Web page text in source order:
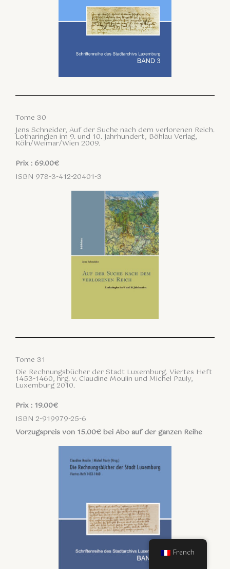
Tome 30
Jens Schneider, Auf der Suche nach dem verlorenen Reich.
Lotharingien im 9. und 10. Jahrhundert, Böhlau Verlag,
Köln/Weimar/Wien 2009.
Prix : 69.00€
ISBN 978-3-412-20401-3
Tome 31
Die Rechnungsbücher der Stadt Luxemburg. Viertes Heft
1453-1460, hrg. v. Claudine Moulin und Michel Pauly,
Luxemburg 2010.
Prix : 19.00€
ISBN 2-919979-25-6
Vorzugspreis von 15.00€ bei Abo auf der ganzen Reihe
French